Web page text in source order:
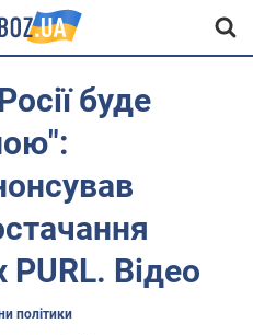
буде
PURL. Відео
політики